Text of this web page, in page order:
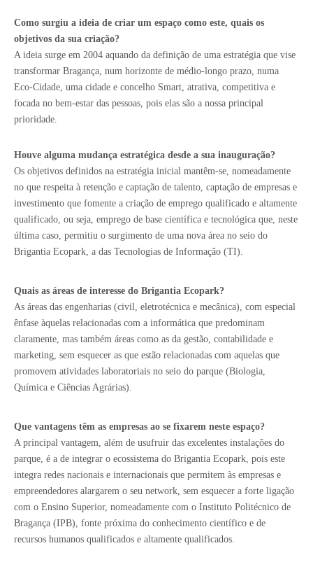
Como surgiu a ideia de criar um espaço como este, quais os
objetivos da sua criação?
A ideia surge em 2004 aquando da definição de uma estratégia que vise
transformar Bragança, num horizonte de médio-longo prazo, numa
Eco-Cidade, uma cidade e concelho Smart, atrativa, competitiva e
focada no bem-estar das pessoas, pois elas são a nossa principal
prioridade.
Houve alguma mudança estratégica desde a sua inauguração?
Os objetivos definidos na estratégia inicial mantêm-se, nomeadamente
no que respeita à retenção e captação de talento, captação de empresas e
investimento que fomente a criação de emprego qualificado e altamente
qualificado, ou seja, emprego de base científica e tecnológica que, neste
última caso, permitiu o surgimento de uma nova área no seio do
Brigantia Ecopark, a das Tecnologias de Informação (TI).
Quais as áreas de interesse do Brigantia Ecopark?
As áreas das engenharias (civil, eletrotécnica e mecânica), com especial
ênfase àquelas relacionadas com a informática que predominam
claramente, mas também áreas como as da gestão, contabilidade e
marketing, sem esquecer as que estão relacionadas com aquelas que
promovem atividades laboratoriais no seio do parque (Biologia,
Química e Ciências Agrárias).
Que vantagens têm as empresas ao se fixarem neste espaço?
A principal vantagem, além de usufruir das excelentes instalações do
parque, é a de integrar o ecossistema do Brigantia Ecopark, pois este
integra redes nacionais e internacionais que permitem às empresas e
empreendedores alargarem o seu network, sem esquecer a forte ligação
com o Ensino Superior, nomeadamente com o Instituto Politécnico de
Bragança (IPB), fonte próxima do conhecimento científico e de
recursos humanos qualificados e altamente qualificados.